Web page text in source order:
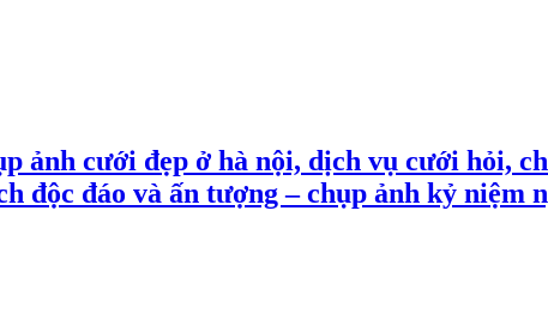
ảnh cưới đẹp ở hà nội, dịch vụ cưới hỏi,
độc đáo và ấn tượng – chụp ảnh kỷ niệm